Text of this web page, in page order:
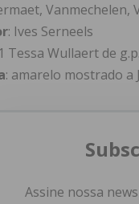
Vanmechelen,
: Ives Serneels
Tessa Wullaert de
: amarelo mostrado a
Assine nossa